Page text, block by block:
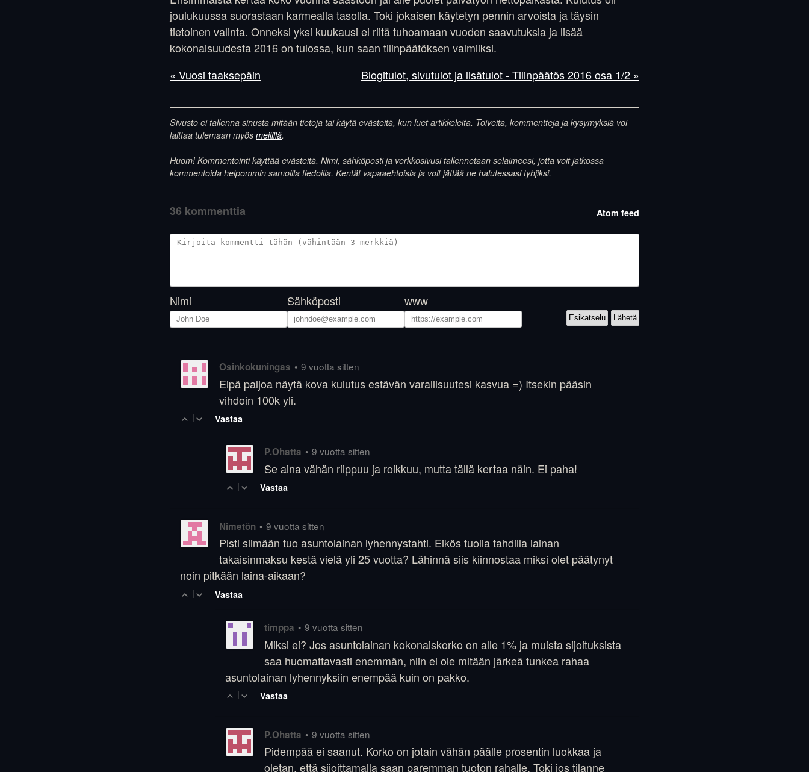
joulukuussa suorastaan karmealla tasolla. Toki jokaisen käytetyn pennin arvoista ja täysin
tietoinen valinta. Onneksi yksi kuukausi ei riitä tuhoamaan vuoden saavutuksia ja lisää
kokonaisuudesta 2016 on tulossa, kun saan tilinpäätöksen valmiiksi.
« Vuosi taaksepäin
Blogitulot, sivutulot ja lisätulot - Tilinpäätös 2016 osa 1/2 »
Sivusto ei tallenna sinusta mitään tietoja tai käytä evästeitä, kun luet artikkeleita. Toiveita, kommentteja ja kysymyksiä voi
laittaa tulemaan myös meilillä.
Huom! Kommentointi käyttää evästeitä. Nimi, sähköposti ja verkkosivusi tallennetaan selaimeesi, jotta voit jatkossa
kommentoida helpommin samoilla tiedoilla. Kentät vapaaehtoisia ja voit jättää ne halutessasi tyhjiksi.
Atom feed
36 kommenttia
Nimi Sähköposti www
Osinkokuningas • 9 vuotta sitten
Eipä paljoa näytä kova kulutus estävän varallisuutesi kasvua =) Itsekin pääsin
vihdoin 100k yli.
| Vastaa
P.Ohatta • 9 vuotta sitten
Se aina vähän riippuu ja roikkuu, mutta tällä kertaa näin. Ei paha!
| Vastaa
Nimetön • 9 vuotta sitten
Pisti silmään tuo asuntolainan lyhennystahti. Eikös tuolla tahdilla lainan
takaisinmaksu kestä vielä yli 25 vuotta? Lähinnä siis kiinnostaa miksi olet päätynyt
noin pitkään laina-aikaan?
| Vastaa
timppa • 9 vuotta sitten
Miksi ei? Jos asuntolainan kokonaiskorko on alle 1% ja muista sijoituksista
saa huomattavasti enemmän, niin ei ole mitään järkeä tunkea rahaa
asuntolainan lyhennyksiin enempää kuin on pakko.
| Vastaa
P.Ohatta • 9 vuotta sitten
Pidempää ei saanut. Korko on jotain vähän päälle prosentin luokkaa ja
oletan, että sijoittamalla saan paremman tuoton rahalle. Toki jos tilanne